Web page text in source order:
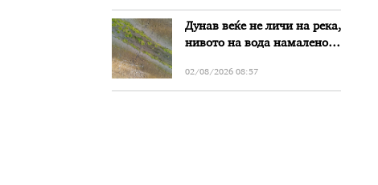
Дунав веќе не личи на река,
нивото на вода намалено
Бугарија
02/08/2026 08:57